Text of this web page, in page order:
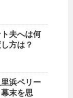
夫へは何
方は？
浜ペリー
末を思